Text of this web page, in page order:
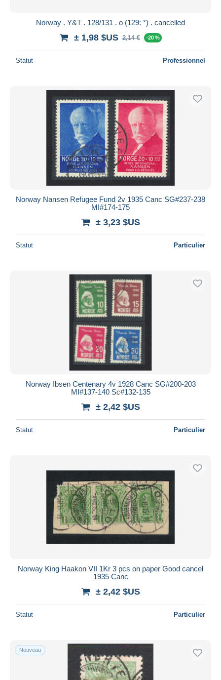
Norway . Y&T . 128/131 . o (129: *) . cancelled
± 1,98 $US 2,14 € -20 %
Statut Professionnel
Norway Nansen Refugee Fund 2v 1935 Canc SG#237-238
MI#174-175
± 3,23 $US
Statut Particulier
Norway Ibsen Centenary 4v 1928 Canc SG#200-203
MI#137-140 Sc#132-135
± 2,42 $US
Statut Particulier
Norway King Haakon VII 1Kr 3 pcs on paper Good cancel
1935 Canc
± 2,42 $US
Statut Particulier
Nouveau